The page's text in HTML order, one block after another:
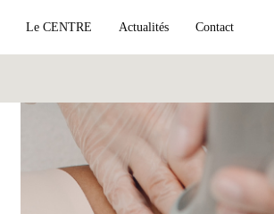
Le CENTRE Actualités Contact